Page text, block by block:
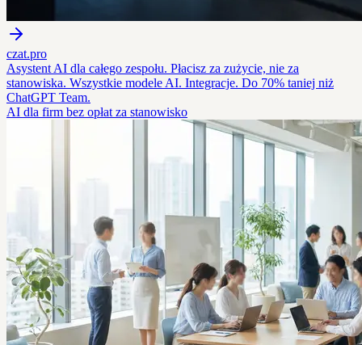
czat.pro
Asystent AI dla całego zespołu. Płacisz za zużycie, nie za
stanowiska. Wszystkie modele AI. Integracje. Do 70% taniej niż
ChatGPT Team.
AI dla firm bez opłat za stanowisko